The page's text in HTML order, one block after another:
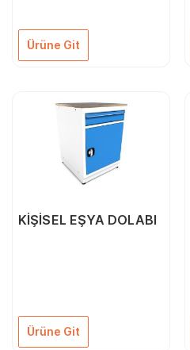
Ürüne Git
KİŞİSEL EŞYA DOLABI
Ürüne Git